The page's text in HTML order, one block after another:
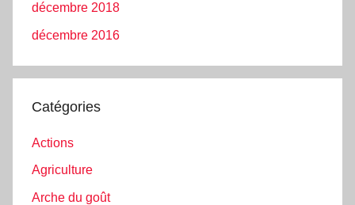
décembre 2018
décembre 2016
Catégories
Actions
Agriculture
Arche du goût